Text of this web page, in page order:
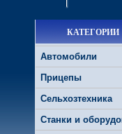
КАТЕГОРИИ
Автомобили
Прицепы
Сельхозтехника
Станки и